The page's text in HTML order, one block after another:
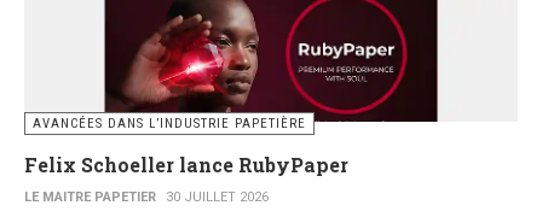
AVANCÉES DANS L’INDUSTRIE PAPETIÈRE
Felix Schoeller lance RubyPaper
LE MAITRE PAPETIER 30 JUILLET 2026